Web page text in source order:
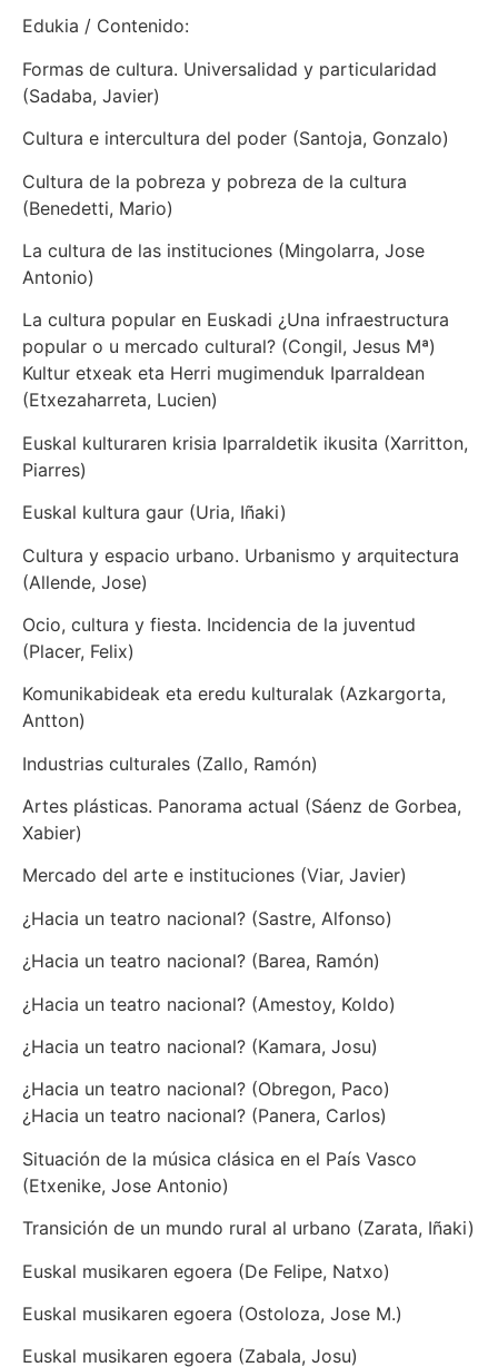
Edukia / Contenido:
Formas de cultura. Universalidad y particularidad
(Sadaba, Javier)
Cultura e intercultura del poder (Santoja, Gonzalo)
Cultura de la pobreza y pobreza de la cultura
(Benedetti, Mario)
La cultura de las instituciones (Mingolarra, Jose
Antonio)
La cultura popular en Euskadi ¿Una infraestructura
popular o u mercado cultural? (Congil, Jesus Mª)
Kultur etxeak eta Herri mugimenduk Iparraldean
(Etxezaharreta, Lucien)
Euskal kulturaren krisia Iparraldetik ikusita (Xarritton,
Piarres)
Euskal kultura gaur (Uria, Iñaki)
Cultura y espacio urbano. Urbanismo y arquitectura
(Allende, Jose)
Ocio, cultura y fiesta. Incidencia de la juventud
(Placer, Felix)
Komunikabideak eta eredu kulturalak (Azkargorta,
Antton)
Industrias culturales (Zallo, Ramón)
Artes plásticas. Panorama actual (Sáenz de Gorbea,
Xabier)
Mercado del arte e instituciones (Viar, Javier)
¿Hacia un teatro nacional? (Sastre, Alfonso)
¿Hacia un teatro nacional? (Barea, Ramón)
¿Hacia un teatro nacional? (Amestoy, Koldo)
¿Hacia un teatro nacional? (Kamara, Josu)
¿Hacia un teatro nacional? (Obregon, Paco)
¿Hacia un teatro nacional? (Panera, Carlos)
Situación de la música clásica en el País Vasco
(Etxenike, Jose Antonio)
Transición de un mundo rural al urbano (Zarata, Iñaki)
Euskal musikaren egoera (De Felipe, Natxo)
Euskal musikaren egoera (Ostoloza, Jose M.)
Euskal musikaren egoera (Zabala, Josu)